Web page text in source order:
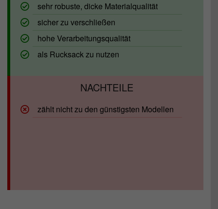
sehr robuste, dicke Materialqualität
sicher zu verschließen
hohe Verarbeitungsqualität
als Rucksack zu nutzen
zählt nicht zu den günstigsten Modellen